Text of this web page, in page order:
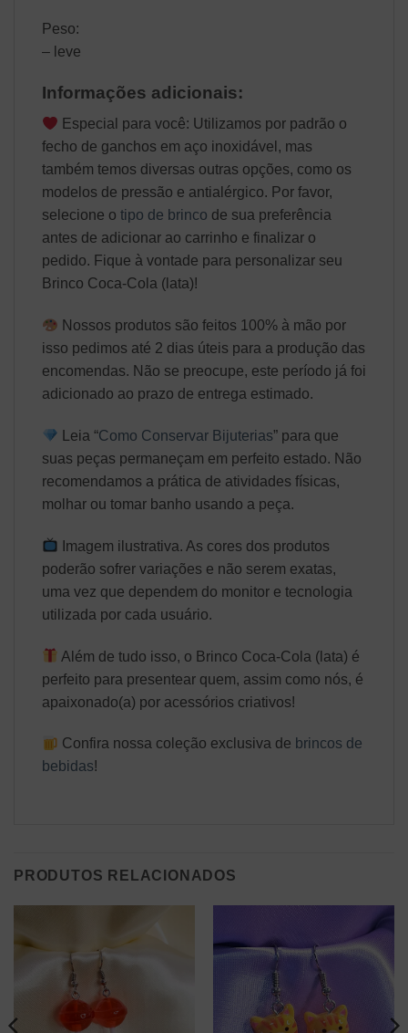
Peso:
– leve
Informações adicionais:
Especial para você: Utilizamos por padrão o
fecho de ganchos em aço inoxidável, mas
também temos diversas outras opções, como os
modelos de pressão e antialérgico. Por favor,
selecione o tipo de brinco de sua preferência
antes de adicionar ao carrinho e finalizar o
pedido. Fique à vontade para personalizar seu
Brinco Coca-Cola (lata)!
Nossos produtos são feitos 100% à mão por
isso pedimos até 2 dias úteis para a produção das
encomendas. Não se preocupe, este período já foi
adicionado ao prazo de entrega estimado.
Leia “Como Conservar Bijuterias” para que
suas peças permaneçam em perfeito estado. Não
recomendamos a prática de atividades físicas,
molhar ou tomar banho usando a peça.
Imagem ilustrativa. As cores dos produtos
poderão sofrer variações e não serem exatas,
uma vez que dependem do monitor e tecnologia
utilizada por cada usuário.
Além de tudo isso, o Brinco Coca-Cola (lata) é
perfeito para presentear quem, assim como nós, é
apaixonado(a) por acessórios criativos!
Confira nossa coleção exclusiva de brincos de
bebidas!
PRODUTOS RELACIONADOS